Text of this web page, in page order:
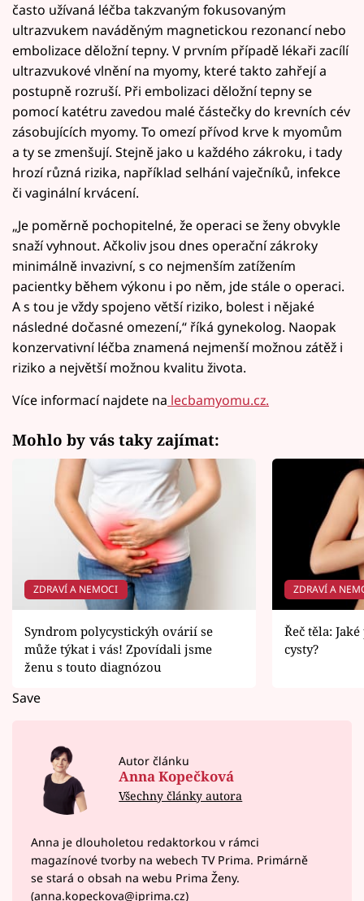
často užívaná léčba takzvaným fokusovaným
ultrazvukem naváděným magnetickou rezonancí nebo
embolizace děložní tepny. V prvním případě lékaři zacílí
ultrazvukové vlnění na myomy, které takto zahřejí a
postupně rozruší. Při embolizaci děložní tepny se
pomocí katétru zavedou malé částečky do krevních cév
zásobujících myomy. To omezí přívod krve k myomům
a ty se zmenšují. Stejně jako u každého zákroku, i tady
hrozí různá rizika, například selhání vaječníků, infekce
či vaginální krvácení.
„Je poměrně pochopitelné, že operaci se ženy obvykle
snaží vyhnout. Ačkoliv jsou dnes operační zákroky
minimálně invazivní, s co nejmenším zatížením
pacientky během výkonu i po něm, jde stále o operaci.
A s tou je vždy spojeno větší riziko, bolest i nějaké
následné dočasné omezení,“ říká gynekolog. Naopak
konzervativní léčba znamená nejmenší možnou zátěž i
riziko a největší možnou kvalitu života.
Více informací najdete na lecbamyomu.cz.
Mohlo by vás taky zajímat:
ZDRAVÍ A NEMOCI
Syndrom polycystickýh ovárií se
může týkat i vás! Zpovídali jsme
ženu s touto diagnózou
ZDRAVÍ A
Řeč těla:
cysty?
Save
Autor článku
Anna Kopečková
Všechny články autora
Anna je dlouholetou redaktorkou v rámci
magazínové tvorby na webech TV Prima. Primárně
se stará o obsah na webu Prima Ženy.
(anna.kopeckova@iprima.cz)